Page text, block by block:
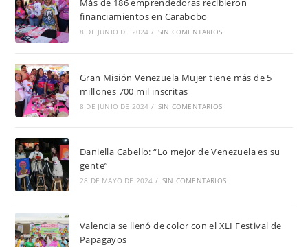
Más de 186 emprendedoras recibieron
financiamientos en Carabobo
8 DE JUNIO DE 2024 / SIN COMENTARIOS
Gran Misión Venezuela Mujer tiene más de 5
millones 700 mil inscritas
8 DE JUNIO DE 2024 / SIN COMENTARIOS
Daniella Cabello: “Lo mejor de Venezuela es su
gente”
28 DE MAYO DE 2024 / SIN COMENTARIOS
Valencia se llenó de color con el XLI Festival de
Papagayos